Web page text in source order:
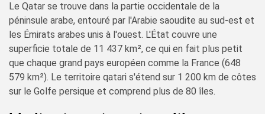
Le Qatar se trouve dans la partie occidentale de la
péninsule arabe, entouré par l'Arabie saoudite au sud-est et
les Émirats arabes unis à l'ouest. L'État couvre une
superficie totale de 11 437 km², ce qui en fait plus petit
que chaque grand pays européen comme la France (648
579 km²). Le territoire qatari s'étend sur 1 200 km de côtes
sur le Golfe persique et comprend plus de 80 îles.